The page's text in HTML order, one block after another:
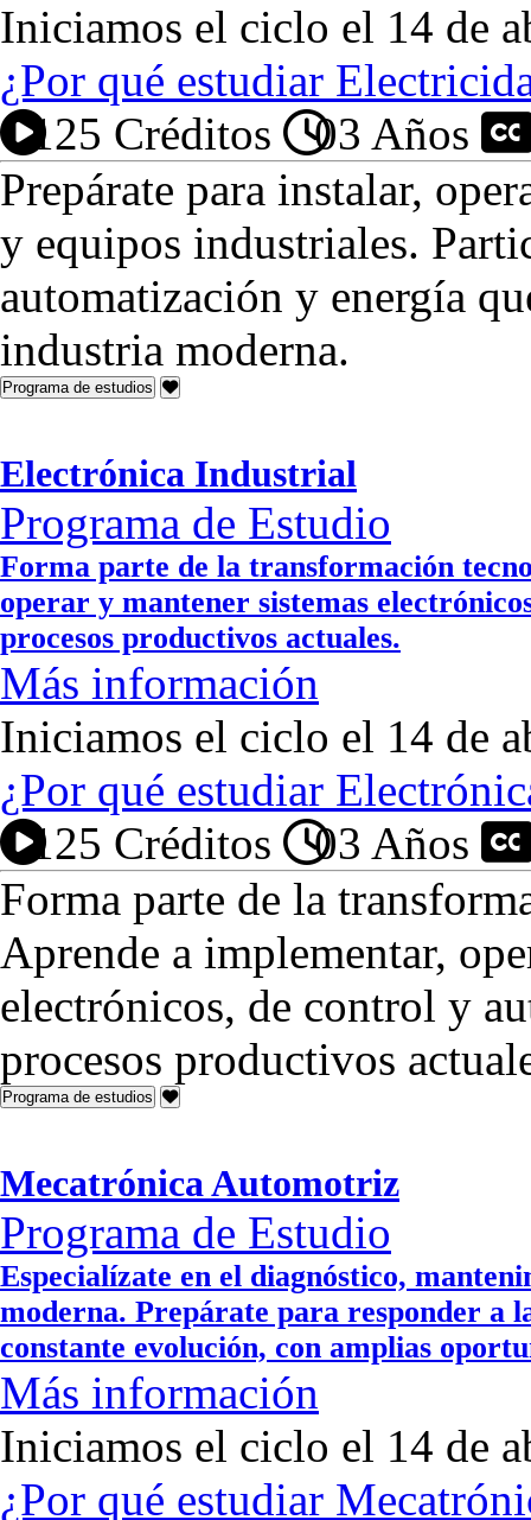
Iniciamos el ciclo el 14 de
¿Por qué estudiar
125 Créditos
03 Años
Prepárate para instalar,
y equipos industriales.
automatización y energía
industria moderna.
Programa de estudios
Electrónica Industrial
Programa de Estudio
Forma parte de la transformación
operar y mantener sistemas
procesos productivos actuales.
Más información
Iniciamos el ciclo el 14 de
¿Por qué estudiar
125 Créditos
03 Años
Forma parte de la
Aprende a implementar,
electrónicos, de control y
procesos productivos
Programa de estudios
Mecatrónica Automotriz
Programa de Estudio
Especialízate en el diagnóstico,
moderna. Prepárate para responder a
constante evolución, con amplias
Más información
Iniciamos el ciclo el 14 de
¿Por qué estudiar